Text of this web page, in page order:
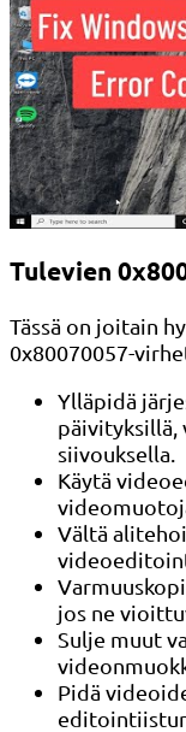
Tulevien
Tässä on joitain
0x80070057-
Ylläpidä
päivityksillä,
siivouksella.
Käytä
Vältä
jos ne
Sulje muut
Pidä